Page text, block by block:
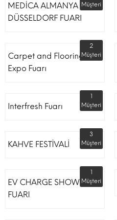
MEDİCA ALMANYA
DÜSSELDORF FUARI
Müşteri
Carpet and Flooring
Expo Fuarı
2
Müşteri
Interfresh Fuarı
1
Müşteri
KAHVE FESTİVALİ
3
Müşteri
EV CHARGE SHOW
FUARI
1
Müşteri